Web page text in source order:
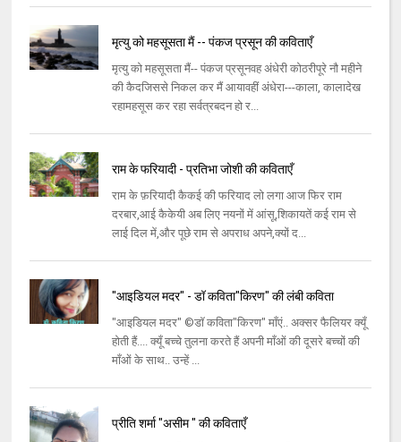
मृत्यु को महसूसता मैं -- पंकज प्रसून की कविताएँ
मृत्यु को महसूसता मैं-- पंकज प्रसूनवह अंधेरी कोठरीपूरे नौ महीने
की कैदजिससे निकल कर मैं आयावहीं अंधेरा---काला, कालादेख
रहामहसूस कर रहा सर्वत्रबदन हो र...
राम के फरियादी - प्रतिभा जोशी की कविताएँ
राम के फ़रियादी कैकई की फरियाद लो लगा आज फिर राम
दरबार,आई कैकेयी अब लिए नयनों में आंसू,शिकायतें कई राम से
लाई दिल में,और पूछे राम से अपराध अपने,क्यों द...
"आइडियल मदर" - डॉ कविता"किरण" की लंबी कविता
"आइडियल मदर" ©डॉ कविता"किरण" माँएं.. अक्सर फैलियर क्यूँ
होती हैं.... क्यूँ बच्चे तुलना करते हैं अपनी माँओं की दूसरे बच्चों की
माँओं के साथ.. उन्हें ...
प्रीति शर्मा "असीम " की कविताएँ